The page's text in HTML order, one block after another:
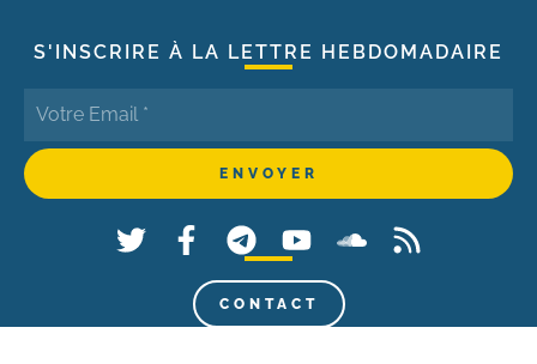
S'INSCRIRE À LA LETTRE HEBDOMADAIRE
CONTACT